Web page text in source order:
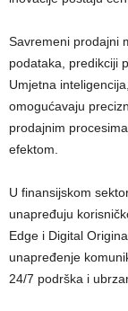
Savremeni prodajni
podataka, predikciji
Umjetna
omogućavaju
prodajnim
efektom.
U finansijskom
unapređuju
Edge i Digital
unapređenje
24/7 podrška i